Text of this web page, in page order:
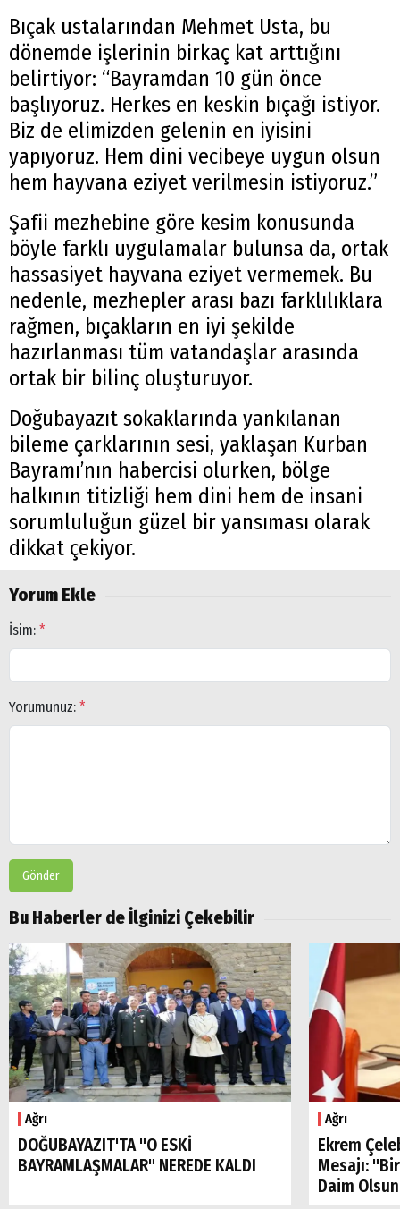
Bıçak ustalarından Mehmet Usta, bu
dönemde işlerinin birkaç kat arttığını
belirtiyor: “Bayramdan 10 gün önce
başlıyoruz. Herkes en keskin bıçağı istiyor.
Biz de elimizden gelenin en iyisini
yapıyoruz. Hem dini vecibeye uygun olsun
hem hayvana eziyet verilmesin istiyoruz.”
Şafii mezhebine göre kesim konusunda
böyle farklı uygulamalar bulunsa da, ortak
hassasiyet hayvana eziyet vermemek. Bu
nedenle, mezhepler arası bazı farklılıklara
rağmen, bıçakların en iyi şekilde
hazırlanması tüm vatandaşlar arasında
ortak bir bilinç oluşturuyor.
Doğubayazıt sokaklarında yankılanan
bileme çarklarının sesi, yaklaşan Kurban
Bayramı’nın habercisi olurken, bölge
halkının titizliği hem dini hem de insani
sorumluluğun güzel bir yansıması olarak
dikkat çekiyor.
Yorum Ekle
İsim: *
Yorumunuz: *
Gönder
Bu Haberler de İlginizi Çekebilir
Ağrı
DOĞUBAYAZIT'TA "O ESKİ
BAYRAMLAŞMALAR" NEREDE KALDI
Ağrı
Ekrem
Mesajı:
Daim
Arama
Popüler
Aramalar:
Ağrı
Doğubayazıt